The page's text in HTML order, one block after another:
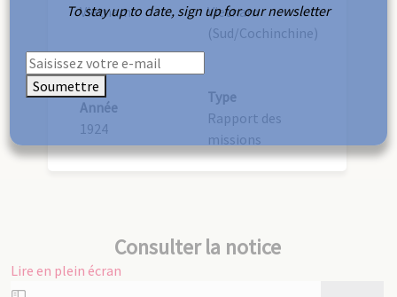
Vietnam
Vietnam
(Sud/Cochinchine)
Année
1924
Type
Rapport des
missions
Consulter la notice
Lire en plein écran
Aller
To stay up to date, sign up for our newsletter
Soumettre